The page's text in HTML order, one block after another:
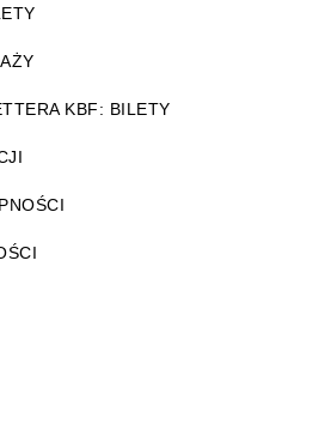
KBF: BILETY